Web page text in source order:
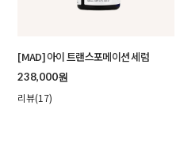
[MAD] 아이 트랜스포메이션 세럼
238,000원
리뷰(17)